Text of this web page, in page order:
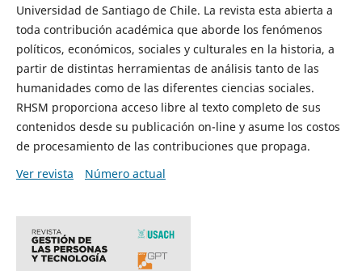
Universidad de Santiago de Chile. La revista esta abierta a
toda contribución académica que aborde los fenómenos
políticos, económicos, sociales y culturales en la historia, a
partir de distintas herramientas de análisis tanto de las
humanidades como de las diferentes ciencias sociales.
RHSM proporciona acceso libre al texto completo de sus
contenidos desde su publicación on-line y asume los costos
de procesamiento de las contribuciones que propaga.
Ver revista
Número actual